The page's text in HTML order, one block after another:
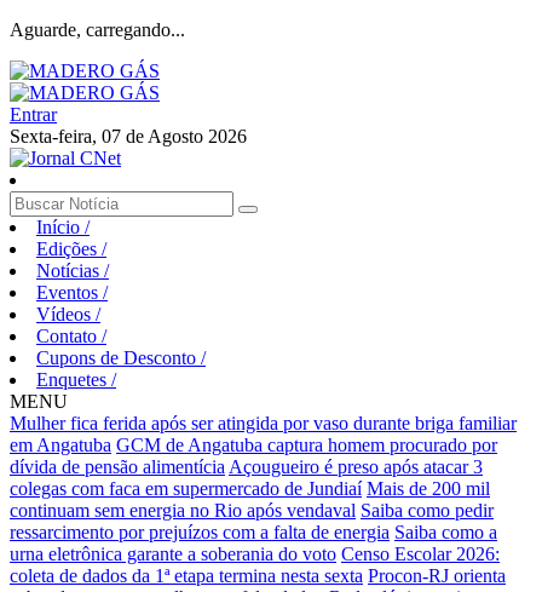
Aguarde, carregando...
Entrar
Sexta-feira, 07 de Agosto 2026
Início /
Edições /
Notícias /
Eventos /
Vídeos /
Contato /
Cupons de Desconto /
Enquetes /
MENU
Mulher fica ferida após ser atingida por vaso durante briga familiar
em Angatuba GCM de Angatuba captura homem procurado por
dívida de pensão alimentícia Açougueiro é preso após atacar 3
colegas com faca em supermercado de Jundiaí Mais de 200 mil
continuam sem energia no Rio após vendaval Saiba como pedir
ressarcimento por prejuízos com a falta de energia Saiba como a
urna eletrônica garante a soberania do voto Censo Escolar 2026:
coleta de dados da 1ª etapa termina nesta sexta Procon-RJ orienta